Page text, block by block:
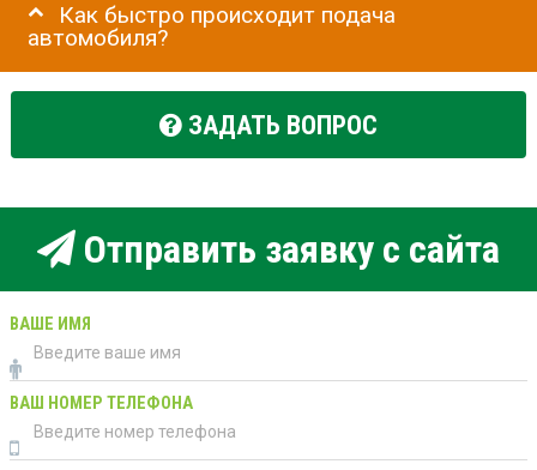
Как быстро происходит подача
автомобиля?
ЗАДАТЬ ВОПРОС
Отправить заявку с сайта
ВАШЕ ИМЯ
ВАШ НОМЕР ТЕЛЕФОНА